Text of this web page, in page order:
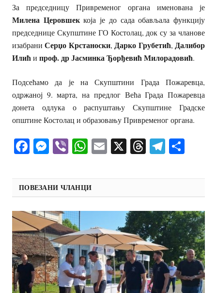
За председницу Привременог органа именована је
Милена Церовшеккоја је до сада обављала функцију
председнице Скупштине ГО Костолац, док су за чланове
изабраниСерџо Крстаноски,Дарко Грубетић,Далибор
Илићи проф. др Јасминка Ђорђевић Милорадовић.
Подсећамо да је на Скупштини Града Пожаревца,
одржаној 9. марта, на предлог Већа Града Пожаревца
донета одлука о распуштању Скупштине Градске
општине Костолац и образовању Привременог органа.
Facebook
Messenger
ViberWhatsApp
Email
X Threads
ПОВЕЗАНИ ЧЛАНЦИ